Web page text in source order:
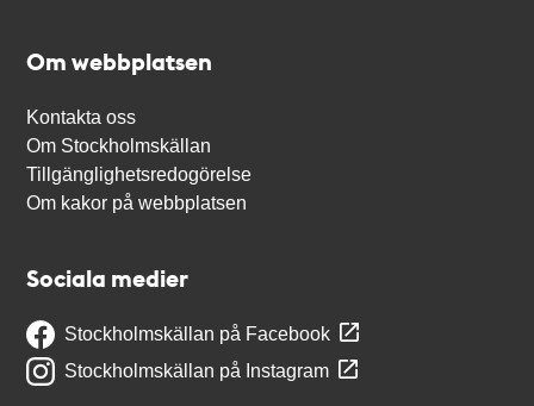
Om webbplatsen
Kontakta oss
Om Stockholmskällan
Tillgänglighetsredogörelse
Om kakor på webbplatsen
Sociala medier
Stockholmskällan på Facebook
Stockholmskällan på Instagram